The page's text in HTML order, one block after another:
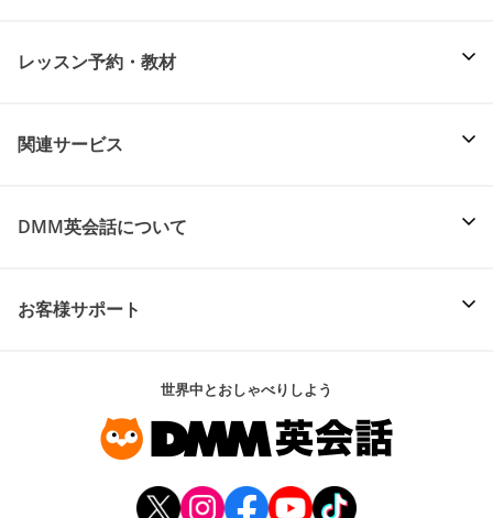
レッスン予約・教材
関連サービス
DMM英会話について
お客様サポート
世界中とおしゃべりしよう